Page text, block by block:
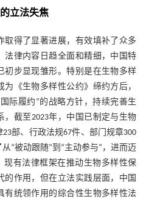
立法失焦
取得了显著进展，有效填补了众多
法律内容日趋全面和精细，中国特
初步显现雏形。特别是在生物多样
《生物多样性公约》缔约方后，
际履约”的战略方针，持续完善生
，截至2023年，中国已制定与生物
部、行政法规67件、部门规章300
“被动跟随”到“主动参与”，进而迈
现有法律框架在推动生物多样性保
的作用，但在立法实践层面，中国
有统领作用的综合性生物多样性法